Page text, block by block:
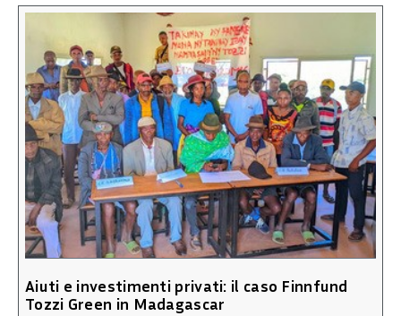
Aiuti e investimenti privati: il caso Finnfund
Tozzi Green in Madagascar